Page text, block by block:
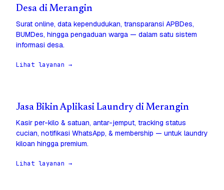
Desa di Merangin
Surat online, data kependudukan, transparansi APBDes,
BUMDes, hingga pengaduan warga — dalam satu sistem
informasi desa.
Lihat layanan →
Jasa Bikin Aplikasi Laundry di Merangin
Kasir per-kilo & satuan, antar-jemput, tracking status
cucian, notifikasi WhatsApp, & membership — untuk laundry
kiloan hingga premium.
Lihat layanan →